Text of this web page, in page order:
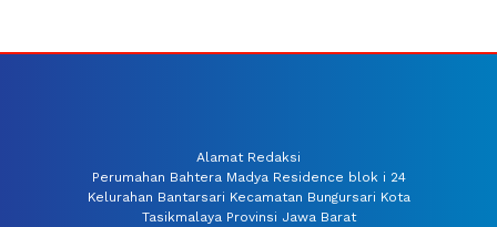
Alamat Redaksi
Perumahan Bahtera Madya Residence blok i 24
Kelurahan Bantarsari Kecamatan Bungursari Kota
Tasikmalaya Provinsi Jawa Barat